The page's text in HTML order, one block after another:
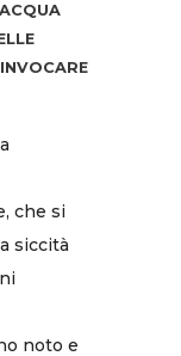
che si
siccità
noto e